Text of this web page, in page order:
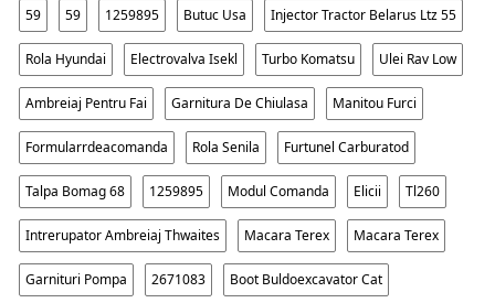
59 59 1259895 Butuc Usa Injector Tractor Belarus Ltz 55
Rola Hyundai Electrovalva Isekl Turbo Komatsu Ulei Rav Low
Ambreiaj Pentru Fai Garnitura De Chiulasa Manitou Furci
Formularrdeacomanda Rola Senila Furtunel Carburatod
Talpa Bomag 68 1259895 Modul Comanda Elicii Tl260
Intrerupator Ambreiaj Thwaites Macara Terex Macara Terex
Garnituri Pompa 2671083 Boot Buldoexcavator Cat